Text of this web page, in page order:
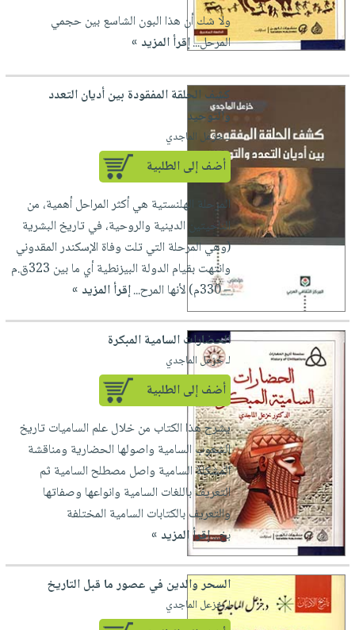
ولا شك أن هذا البون الشاسع بين حجمي
المرحل...إقرأ المزيد »
كشف الحلقة المفقودة بين أديان التعدد
والتوحيد
لـ خزعل الماجدي
أضف إلى الطلبية
المرحلة الهلنستية هي أكثر المراحل أهمية، من
الناحيتين الدينية والروحية، في تاريخ البشرية
(وهي المرحلة التي تلت وفاة الإسكندر المقدوني
وانتهت بقيام الدولة البيزنطية أي ما بين 323ق.م
– 330م) لأنها المرح...
إقرأ المزيد »
الحضارات السامية المبكرة
لـ خزعل الماجدي
أضف إلى الطلبية
يشرح هذا الكتاب من خلال علم الساميات تاريخ
الشعوب السامية واصولها الحضارية ومناقشة
المشكلة السامية واصل مصطلح السامية ثم
التعريف باللغات السامية وانواعها وصفاتها
والتعريف بالكتابات السامية المختلفة
بخ...إقرأ المزيد »
السحر والدين في عصور ما قبل التاريخ
لـ خزعل الماجدي